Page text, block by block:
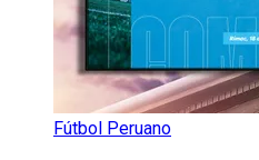
Fútbol Peruano